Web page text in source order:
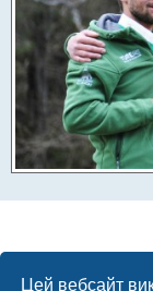
Цей вебсайт